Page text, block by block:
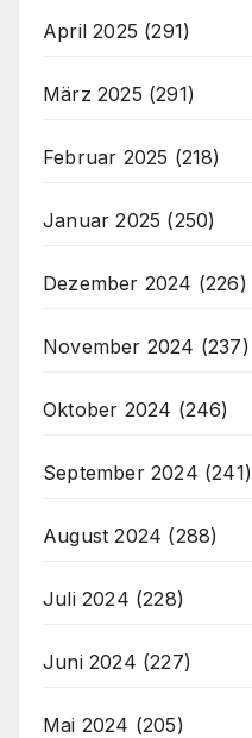
April 2025 (291)
März 2025 (291)
Februar 2025 (218)
Januar 2025 (250)
Dezember 2024 (226)
November 2024 (237)
Oktober 2024 (246)
September 2024 (241)
August 2024 (288)
Juli 2024 (228)
Juni 2024 (227)
Mai 2024 (205)